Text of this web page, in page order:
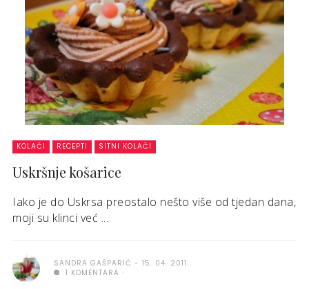
KOLAČI RECEPTI SITNI KOLAČI
Uskršnje košarice
Iako je do Uskrsa preostalo nešto više od tjedan dana,
moji su klinci već ...
SANDRA GAŠPARIĆ
15. 04. 2011.
1 KOMENTARA